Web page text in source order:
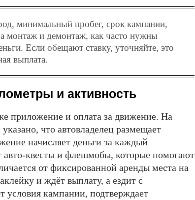
минимальный пробег, срок кампании,
монтаж и демонтаж, как часто нужны
Если обещают ставку, уточняйте, это
выплата.
и активность
приложение и оплата за движение. На
что автовладелец размещает
начисляет деньги за каждый
квесты и флешмобы, которые помогают
от фиксированной аренды места на
и ждёт выплату, а ездит с
кампании, подтверждает